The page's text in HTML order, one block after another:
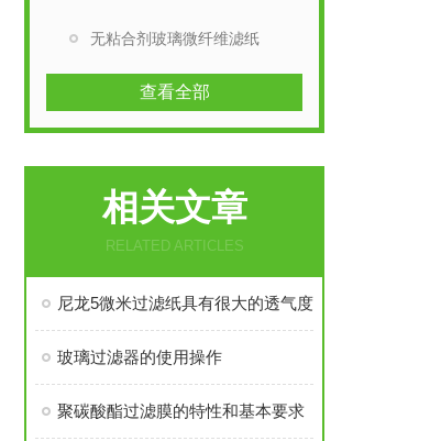
无粘合剂玻璃微纤维滤纸
查看全部
相关文章
RELATED ARTICLES
尼龙5微米过滤纸具有很大的透气度
玻璃过滤器的使用操作
聚碳酸酯过滤膜的特性和基本要求